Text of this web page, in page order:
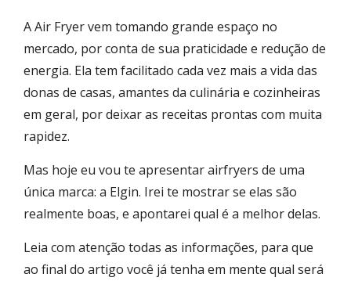
A Air Fryer vem tomando grande espaço no
mercado, por conta de sua praticidade e redução de
energia. Ela tem facilitado cada vez mais a vida das
donas de casas, amantes da culinária e cozinheiras
em geral, por deixar as receitas prontas com muita
rapidez.
Mas hoje eu vou te apresentar airfryers de uma
única marca: a Elgin. Irei te mostrar se elas são
realmente boas, e apontarei qual é a melhor delas.
Leia com atenção todas as informações, para que
ao final do artigo você já tenha em mente qual será